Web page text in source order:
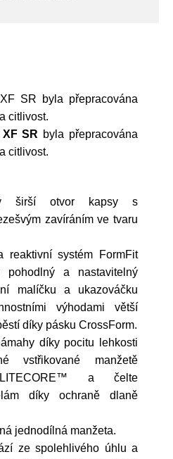
SR byla přepracována
citlivost.
SR byla přepracována
citlivost.
širší otvor kapsy s
zavíráním ve tvaru
reaktivní systém FormFit
pohodlný a nastavitelný
malíčku a ukazováčku
výhodami větší
díky pásku CrossForm.
díky pocitu lehkosti
vstřikované manžetě
a čelte
díky ochraně dlaně
jednodílná manžeta.
ze spolehlivého úhlu a